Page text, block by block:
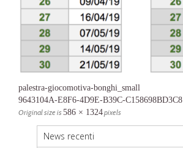
palestra-giocomotiva-bonghi_small
9643104A-E8F6-4D9E-B39C-C158698BD3C8
Original size is586 × 1324pixels
News recenti